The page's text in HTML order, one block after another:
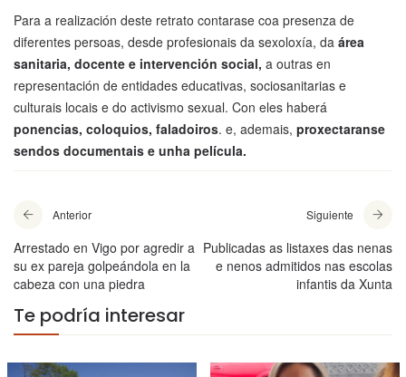
Para a realización deste retrato contarase coa presenza de
diferentes persoas, desde profesionais da sexoloxía, da área
sanitaria, docente e intervención social, a outras en
representación de entidades educativas, sociosanitarias e
culturais locais e do activismo sexual. Con eles haberá
ponencias, coloquios, faladoiros. e, ademais, proxectaranse
sendos documentais e unha película.
Anterior
Arrestado en Vigo por agredir a
su ex pareja golpeándola en la
cabeza con una piedra
Siguiente
Publicadas as listaxes das nenas
e nenos admitidos nas escolas
infantis da Xunta
Te podría interesar